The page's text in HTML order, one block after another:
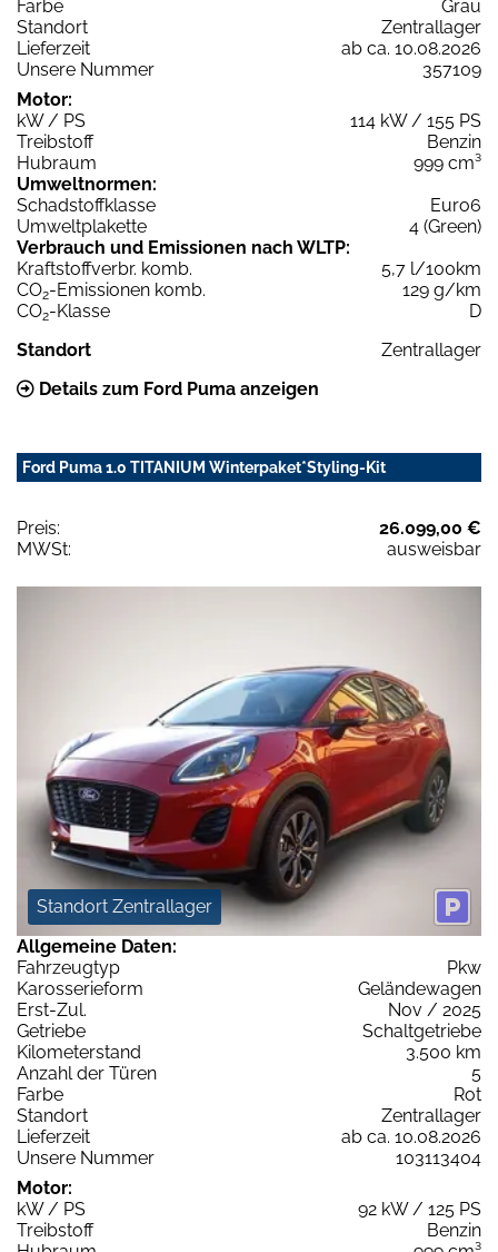
Farbe
Grau
Standort
Zentrallager
Lieferzeit
ab ca. 10.08.2026
Unsere Nummer
357109
Motor:
kW / PS
114 kW / 155 PS
Treibstoff
Benzin
Hubraum
999 cm³
Umweltnormen:
Schadstoffklasse
Euro6
Umweltplakette
4 (Green)
Verbrauch und Emissionen nach WLTP:
Kraftstoffverbr. komb.
5,7 l/100km
CO2-Emissionen komb.
129 g/km
CO2-Klasse
D
Standort
Zentrallager
Details zum Ford Puma anzeigen
Ford Puma 1.0 TITANIUM Winterpaket*Styling-Kit
Preis:
26.099,00 €
MWSt:
ausweisbar
Standort Zentrallager
Allgemeine Daten:
Fahrzeugtyp
Pkw
Karosserieform
Geländewagen
Erst-Zul.
Nov / 2025
Getriebe
Schaltgetriebe
Kilometerstand
3.500 km
Anzahl der Türen
5
Farbe
Rot
Standort
Zentrallager
Lieferzeit
ab ca. 10.08.2026
Unsere Nummer
103113404
Motor:
kW / PS
92 kW / 125 PS
Treibstoff
Benzin